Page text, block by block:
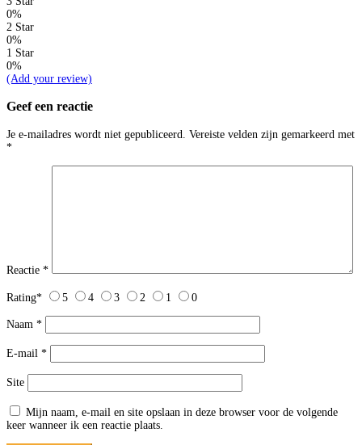
0%
2 Star
0%
1 Star
0%
(Add your review)
Geef een reactie
Je e-mailadres wordt niet gepubliceerd.
Vereiste velden zijn gemarkeerd met
*
Reactie *
Rating* 5 4 3 2 1 0
Naam *
E-mail *
Site
Mijn naam, e-mail en site opslaan in deze browser voor de volgende
keer wanneer ik een reactie plaats.